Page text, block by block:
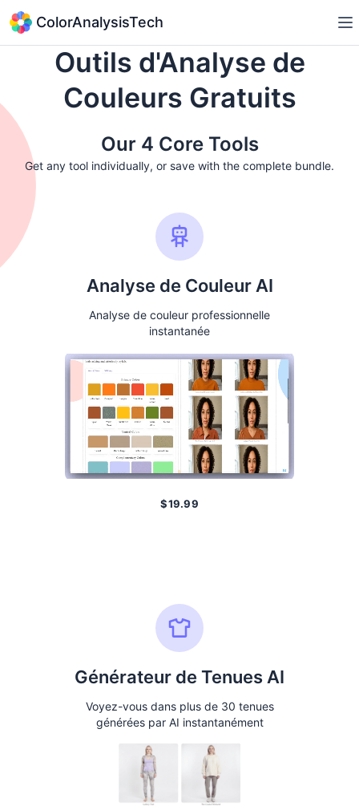
ColorAnalysisTech
Outils d'Analyse de
Couleurs Gratuits
Our 4 Core Tools
Get any tool individually, or save with the complete bundle.
Analyse de Couleur AI
Analyse de couleur professionnelle
instantanée
$19.99
Générateur de Tenues AI
Voyez-vous dans plus de 30 tenues
générées par AI instantanément